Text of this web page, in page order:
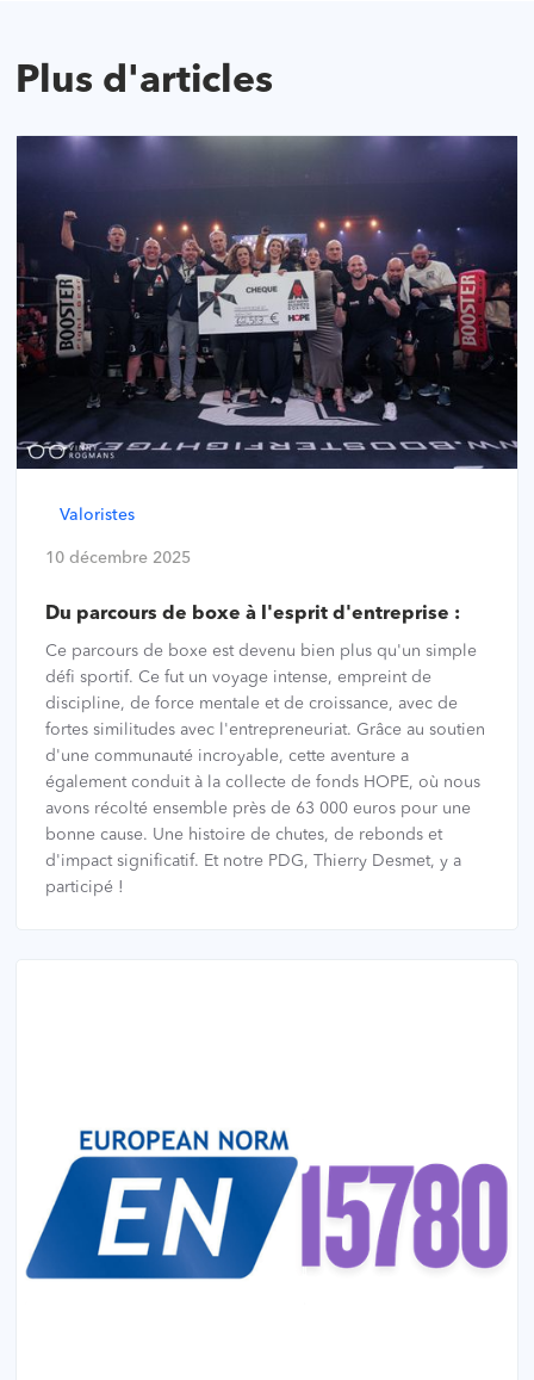
Plus d'articles
Valoristes
10 décembre 2025
Du parcours de boxe à l'esprit d'entreprise :
Ce parcours de boxe est devenu bien plus qu'un simple
défi sportif. Ce fut un voyage intense, empreint de
discipline, de force mentale et de croissance, avec de
fortes similitudes avec l'entrepreneuriat. Grâce au soutien
d'une communauté incroyable, cette aventure a
également conduit à la collecte de fonds HOPE, où nous
avons récolté ensemble près de 63 000 euros pour une
bonne cause. Une histoire de chutes, de rebonds et
d'impact significatif. Et notre PDG, Thierry Desmet, y a
participé !